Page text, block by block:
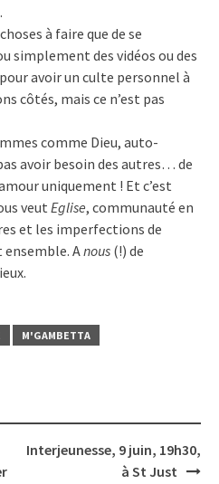
à faire que de se
simplement des vidéos ou des
avoir un culte personnel à
côtés, mais ce n’est pas
comme Dieu, auto-
avoir besoin des autres… de
uniquement ! Et c’est
veut Eglise, communauté en
et les imperfections de
ensemble. Anous (!) de
M'GAMBETTA
Interjeunesse, 9 juin, 19h30,
à St Just